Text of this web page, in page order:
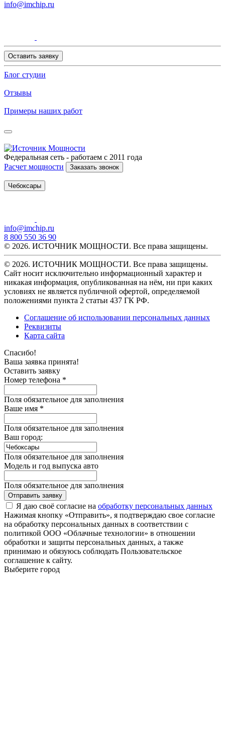
info@imchip.ru
Оставить заявку
Блог студии
Отзывы
Примеры наших работ
Федеральная сеть - работаем с 2011 года
Расчет мощности
Заказать звонок
Чебоксары
info@imchip.ru
8 800 550 36 90
© 2026. ИСТОЧНИК МОЩНОСТИ. Все права защищены.
© 2026. ИСТОЧНИК МОЩНОСТИ. Все права защищены.
Сайт носит исключительно информационный характер и
никакая информация, опубликованная на нём, ни при каких
условиях не является публичной офертой, определяемой
положениями пункта 2 статьи 437 ГК РФ.
Соглашение об использовании персональных данных
Реквизиты
Карта сайта
Спасибо!
Ваша заявка принята!
Оставить заявку
Номер телефона *
Поля обязательное для заполнения
Ваше имя *
Поля обязательное для заполнения
Ваш город:
Поля обязательное для заполнения
Модель и год выпуска авто
Поля обязательное для заполнения
Отправить заявку
Я даю своё согласие на обработку персональных данных
Нажимая кнопку «Отправить», я подтверждаю свое согласие
на обработку персональных данных в соответствии с
политикой ООО «Облачные технологии» в отношении
обработки и защиты персональных данных, а также
принимаю и обязуюсь соблюдать Пользовательское
соглашение к сайту.
Выберите город